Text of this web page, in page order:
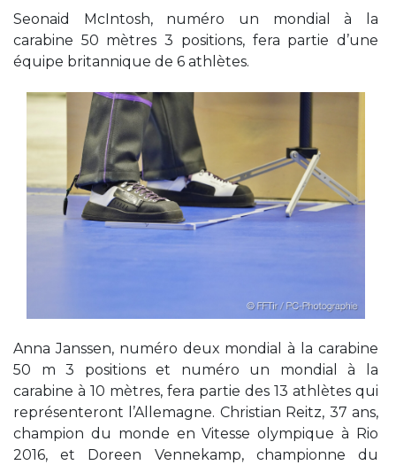
Seonaid McIntosh, numéro un mondial à la
carabine 50 mètres 3 positions, fera partie d’une
équipe britannique de 6 athlètes.
Anna Janssen, numéro deux mondial à la carabine
50 m 3 positions et numéro un mondial à la
carabine à 10 mètres, fera partie des 13 athlètes qui
représenteront l’Allemagne. Christian Reitz, 37 ans,
champion du monde en Vitesse olympique à Rio
2016, et Doreen Vennekamp, championne du